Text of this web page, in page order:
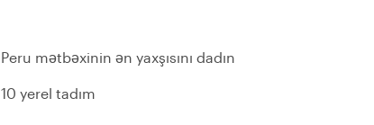
Peru mətbəxinin ən yaxşısını dadın
10 yerel tadım